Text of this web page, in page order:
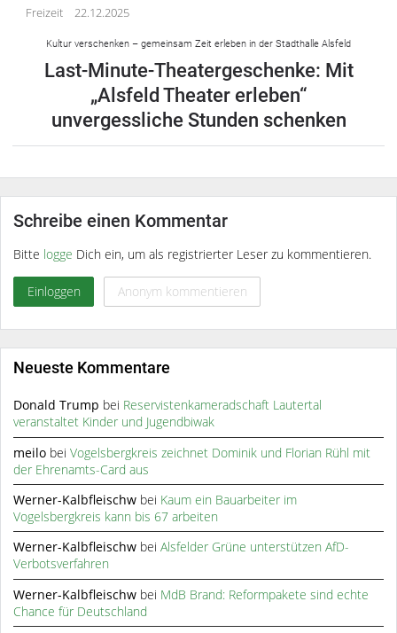
Freizeit 22.12.2025
Kultur verschenken – gemeinsam Zeit erleben in der Stadthalle Alsfeld
Last-Minute-Theatergeschenke: Mit
„Alsfeld Theater erleben“
unvergessliche Stunden schenken
Schreibe einen Kommentar
Bitte logge Dich ein, um als registrierter Leser zu kommentieren.
Einloggen Anonym kommentieren
Neueste Kommentare
Donald Trump bei Reservistenkameradschaft Lautertal
veranstaltet Kinder und Jugendbiwak
meilo beiVogelsbergkreis zeichnet Dominik und Florian Rühl mit
der Ehrenamts-Card aus
Werner-Kalbfleischw bei Kaum ein Bauarbeiter im
Vogelsbergkreis kann bis 67 arbeiten
Werner-Kalbfleischw beiAlsfelder Grüne unterstützen AfD-
Verbotsverfahren
Werner-Kalbfleischw bei MdB Brand: Reformpakete sind echte
Chance für Deutschland